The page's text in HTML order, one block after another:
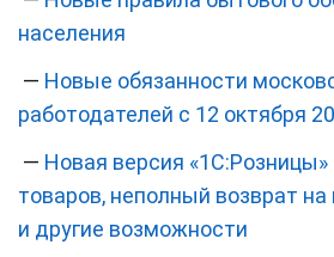
населения
— Новые обязанности
работодателей с 12 октября
— Новая версия «1С:Розницы»
товаров, неполный возврат на
и другие возможности